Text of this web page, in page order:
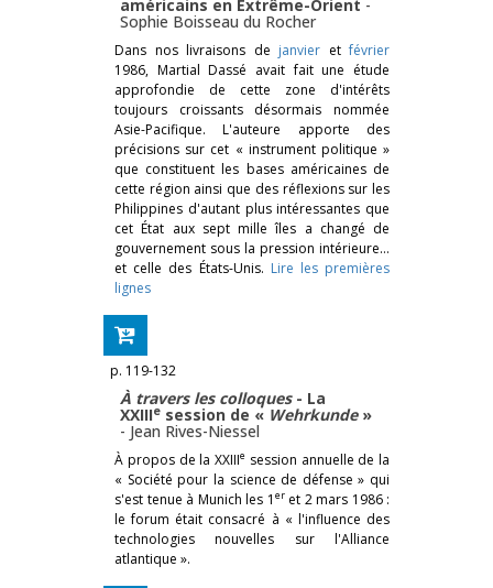
américains en Extrême-Orient -
Sophie Boisseau du Rocher
Dans nos livraisons de janvier etfévrier
1986, Martial Dassé avait fait une étude
approfondie de cette zone d'intérêts
toujours croissants désormais nommée
Asie-Pacifique. L'auteure apporte des
précisions sur cet « instrument politique »
que constituent les bases américaines de
cette région ainsi que des réflexions sur les
Philippines d'autant plus intéressantes que
cet État aux sept mille îles a changé de
gouvernement sous la pression intérieure…
et celle des États-Unis. Lire les premières
lignes
p. 119-132
À travers les colloques - La
XXIIIe session de « Wehrkunde»
- Jean Rives-Niessel
À propos de la XXIIIe session annuelle de la
« Société pour la science de défense » qui
s'est tenue à Munich les 1 eret 2 mars 1986 :
le forum était consacré à « l'influence des
technologies nouvelles sur l'Alliance
atlantique ».